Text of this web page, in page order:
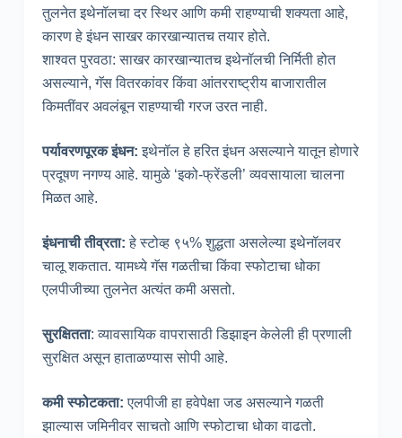
तुलनेत इथेनॉलचा दर स्थिर आणि कमी राहण्याची शक्यता आहे,
कारण हे इंधन साखर कारखान्यातच तयार होते.
शाश्वत पुरवठा: साखर कारखान्यातच इथेनॉलची निर्मिती होत
असल्याने, गॅस वितरकांवर किंवा आंतरराष्ट्रीय बाजारातील
किमतींवर अवलंबून राहण्याची गरज उरत नाही.
पर्यावरणपूरक इंधन: इथेनॉल हे हरित इंधन असल्याने यातून होणारे
प्रदूषण नगण्य आहे. यामुळे ‘इको-फ्रेंडली’ व्यवसायाला चालना
मिळत आहे.
इंधनाची तीव्रता: हे स्टोव्ह ९५% शुद्धता असलेल्या इथेनॉलवर
चालू शकतात. यामध्ये गॅस गळतीचा किंवा स्फोटाचा धोका
एलपीजीच्या तुलनेत अत्यंत कमी असतो.
सुरक्षितता: व्यावसायिक वापरासाठी डिझाइन केलेली ही प्रणाली
सुरक्षित असून हाताळण्यास सोपी आहे.
कमी स्फोटकता: एलपीजी हा हवेपेक्षा जड असल्याने गळती
झाल्यास जमिनीवर साचतो आणि स्फोटाचा धोका वाढतो.